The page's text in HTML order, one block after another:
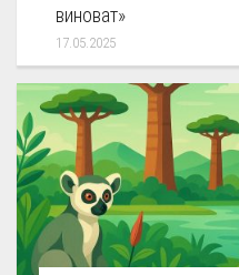
виноват»
17.05.2025